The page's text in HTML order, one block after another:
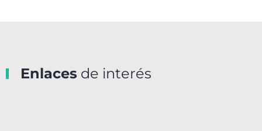
Enlaces de interés